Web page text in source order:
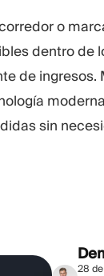
o
dentro de
de
sin
28